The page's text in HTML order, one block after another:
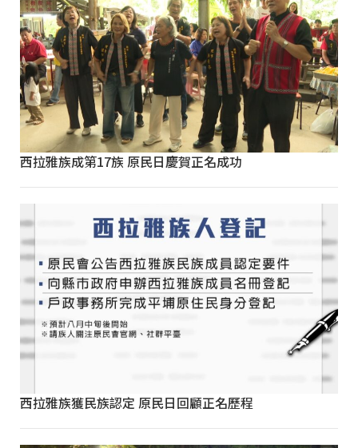
西拉雅族成第17族 原民日慶賀正名成功
西拉雅族獲民族認定 原民日回顧正名歷程